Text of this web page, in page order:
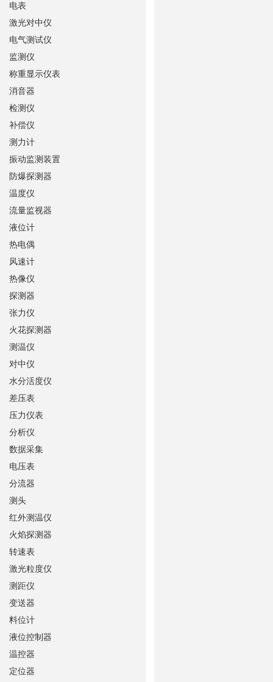
电表
激光对中仪
电气测试仪
监测仪
称重显示仪表
消音器
检测仪
补偿仪
测力计
振动监测装置
防爆探测器
温度仪
流量监视器
液位计
热电偶
风速计
热像仪
探测器
张力仪
火花探测器
测温仪
对中仪
水分活度仪
差压表
压力仪表
分析仪
数据采集
电压表
分流器
测头
红外测温仪
火焰探测器
转速表
激光粒度仪
测距仪
变送器
料位计
液位控制器
温控器
定位器